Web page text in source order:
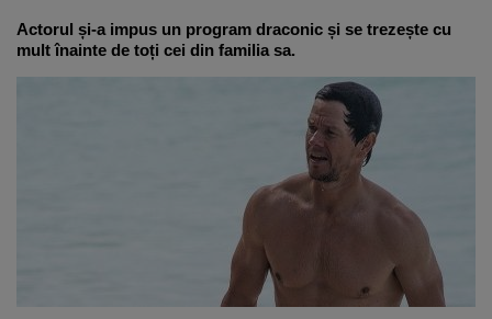
Actorul și-a impus un program draconic și se trezește cu
mult înainte de toți cei din familia sa.